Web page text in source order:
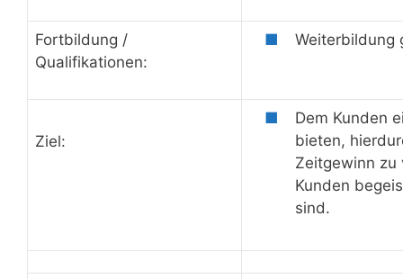
Fortbildung /
Qualifikationen:
Weiterbildung
Ziel:
Dem Kunden
bieten,
Zeitgewinn zu
Kunden
sind.